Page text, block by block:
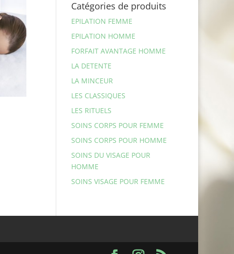
Catégories de produits
EPILATION FEMME
EPILATION HOMME
FORFAIT AVANTAGE HOMME
LA DETENTE
LA MINCEUR
LES CLASSIQUES
LES RITUELS
SOINS CORPS POUR FEMME
SOINS CORPS POUR HOMME
SOINS DU VISAGE POUR
HOMME
SOINS VISAGE POUR FEMME